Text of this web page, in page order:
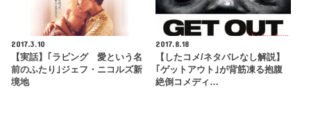
2017.3.10
【実話】｢ラビング 愛という名
前のふたり｣ジェフ・ニコルズ新
境地
2017.8.18
【したコメ/ネタバレなし解説】
｢ゲットアウト｣が背筋凍る抱腹
絶倒コメディ…